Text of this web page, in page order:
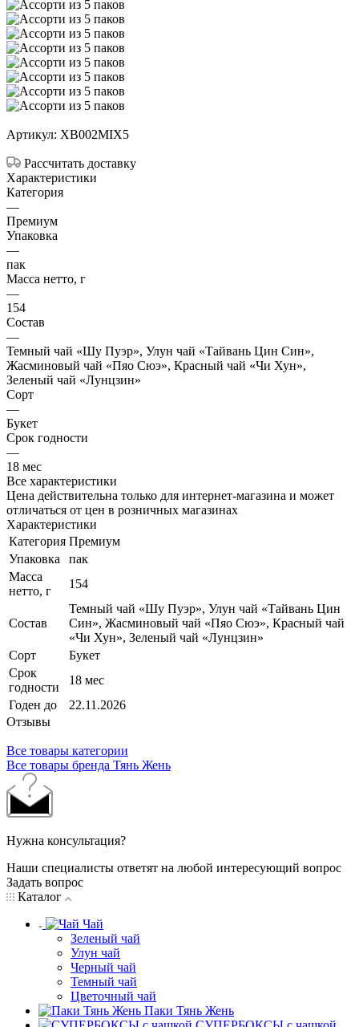
Артикул: XB002MIX5
Рассчитать доставку
Характеристики
Категория
—
Премиум
Упаковка
—
пак
Масса нетто, г
—
154
Состав
—
Темный чай «Шу Пуэр», Улун чай «Тайвань Цин Син»,
Жасминовый чай «Пяо Сюэ», Красный чай «Чи Хун»,
Зеленый чай «Лунцзин»
Сорт
—
Букет
Срок годности
—
18 мес
Все характеристики
Цена действительна только для интернет-магазина и может
отличаться от цен в розничных магазинах
Характеристики
Категория Премиум
Упаковка
пак
Масса
нетто, г
154
Состав
Темный чай «Шу Пуэр», Улун чай «Тайвань Цин
Син», Жасминовый чай «Пяо Сюэ», Красный чай
«Чи Хун», Зеленый чай «Лунцзин»
Сорт
Букет
Срок
годности
18 мес
Годен до
22.11.2026
Отзывы
Все товары категории
Все товары бренда Тянь Жень
Нужна консультация?
Наши специалисты ответят на любой интересующий вопрос
Задать вопрос
Каталог
Чай
Зеленый чай
Улун чай
Черный чай
Темный чай
Цветочный чай
Паки Тянь Жень